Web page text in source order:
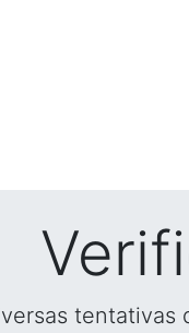
tentativas